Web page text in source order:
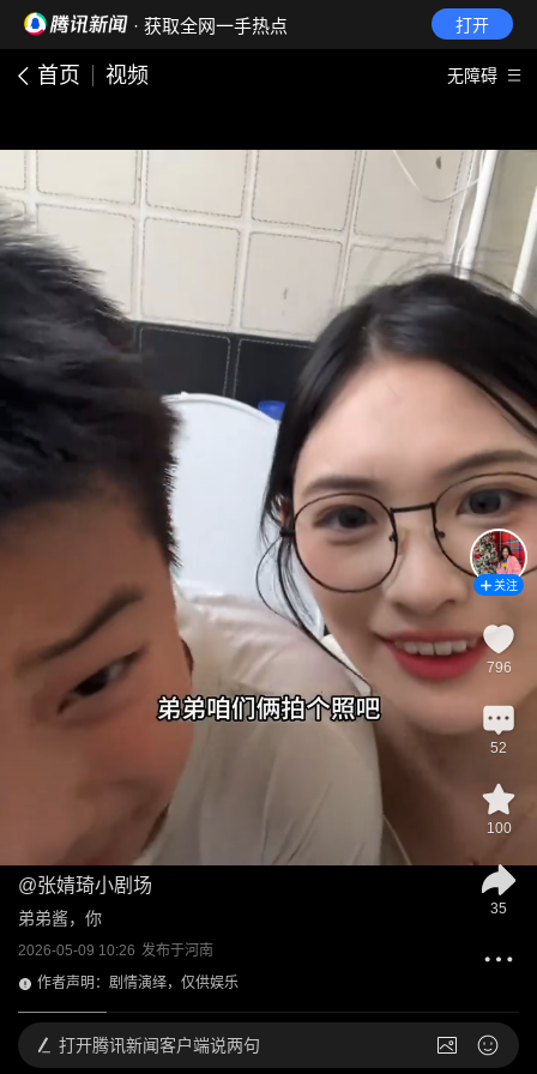
· 获取全网一手热点 打开
首页 视频 无障碍
@张婧琦小剧场
弟弟酱，你
2026-05-09 10:26 发布于河南
作者声明：剧情演绎，仅供娱乐
关注
796
52
100
35
打开腾讯新闻客户端说两句